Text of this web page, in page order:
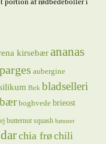
kirsebærananas
aubergine
Birk bladselleri
boghvede brieost
butternut squash bønner
chia frøchili